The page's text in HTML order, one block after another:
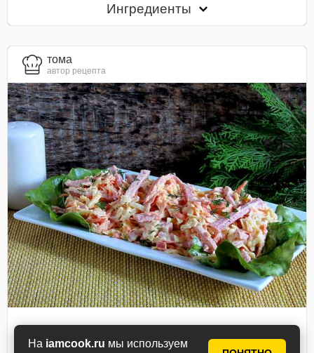
На iamcook.ru мы используем
Ингредиенты
тома
автор рецепта